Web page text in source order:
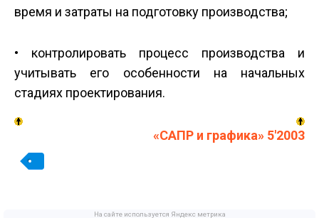
время и затраты на подготовку производства;
• контролировать процесс производства и
учитывать его особенности на начальных
стадиях проектирования.
«САПР и графика» 5'2003
На сайте используется Яндекс метрика